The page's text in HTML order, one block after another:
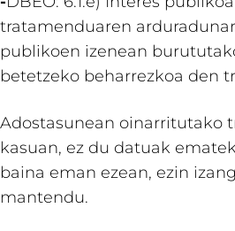
tratamenduaren
publikoen izenean
betetzeko beharrezkoa den
Adostasunean oinarritutako
kasuan, ez du datuak
baina eman ezean, ezin
mantendu.